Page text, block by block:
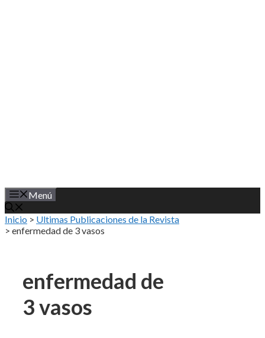
Menú
Inicio > Ultimas Publicaciones de la Revista
> enfermedad de 3 vasos
enfermedad de
3 vasos